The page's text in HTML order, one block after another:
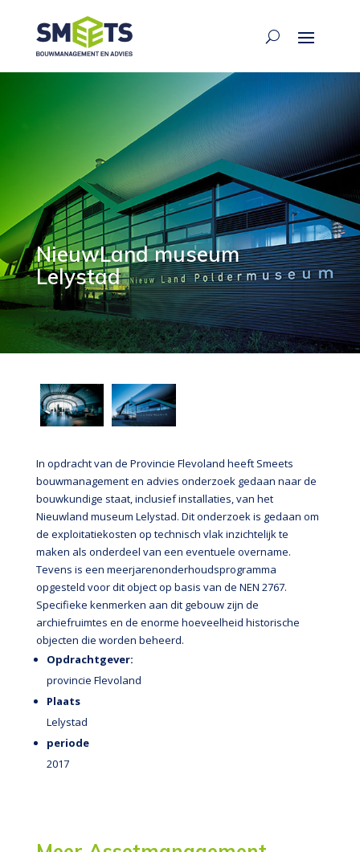
NieuwLand museum
Lelystad
In opdracht van de Provincie Flevoland heeft Smeets
bouwmanagement en advies onderzoek gedaan naar de
bouwkundige staat, inclusief installaties, van het
Nieuwland museum Lelystad. Dit onderzoek is gedaan om
de exploitatiekosten op technisch vlak inzichtelijk te
maken als onderdeel van een eventuele overname.
Tevens is een meerjarenonderhoudsprogramma
opgesteld voor dit object op basis van de NEN 2767.
Specifieke kenmerken aan dit gebouw zijn de
archiefruimtes en de enorme hoeveelheid historische
objecten die worden beheerd.
Opdrachtgever:
provincie Flevoland
Plaats
Lelystad
periode
2017